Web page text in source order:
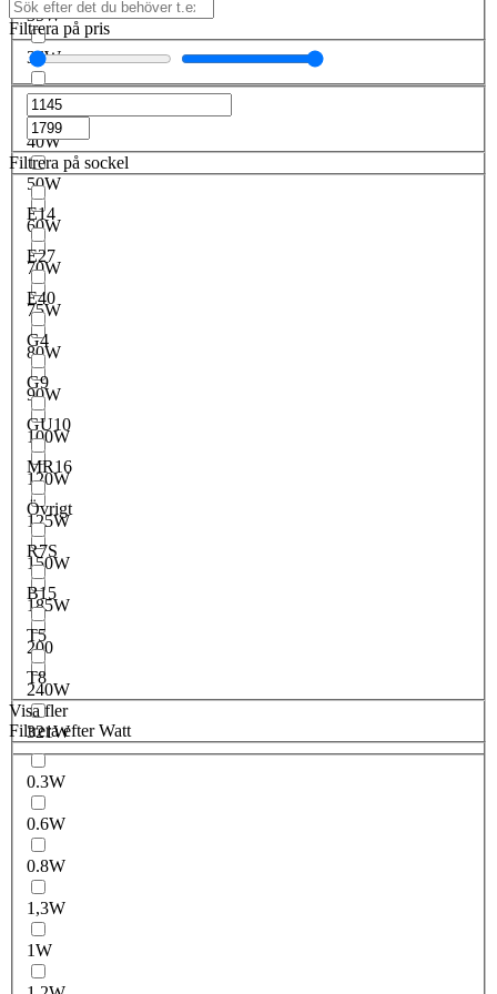
35W
36W
38W
40W
50W
60W
70W
75W
80W
90W
100W
120W
125W
150W
185W
200
240W
321W
Filtrera på pris
Filtrera på sockel
E14
E27
E40
G4
G9
GU10
MR16
Övrigt
R7S
B15
T5
T8
Visa fler
Filtrera efter Watt
0.3W
0.6W
0.8W
1,3W
1W